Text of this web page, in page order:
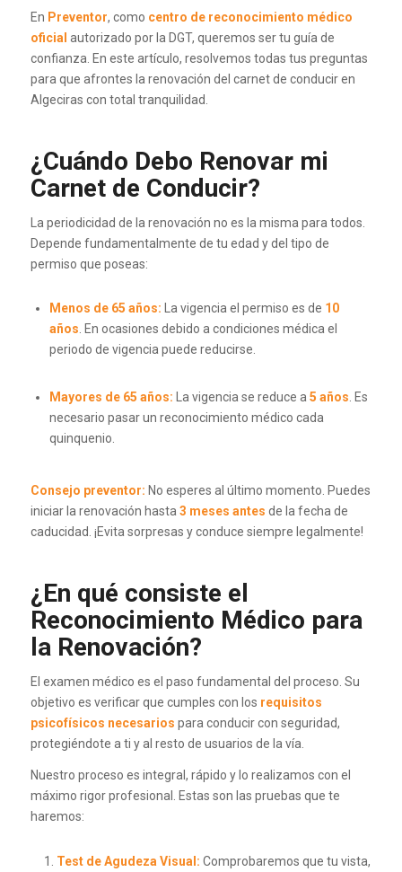
En Preventor, como centro de reconocimiento médico
oficial autorizado por la DGT, queremos ser tu guía de
confianza. En este artículo, resolvemos todas tus preguntas
para que afrontes la renovación del carnet de conducir en
Algeciras con total tranquilidad.
¿Cuándo Debo Renovar mi
Carnet de Conducir?
La periodicidad de la renovación no es la misma para todos.
Depende fundamentalmente de tu edad y del tipo de
permiso que poseas:
Menos de 65 años: La vigencia el permiso es de 10
años. En ocasiones debido a condiciones médica el
periodo de vigencia puede reducirse.
Mayores de 65 años: La vigencia se reduce a 5 años . Es
necesario pasar un reconocimiento médico cada
quinquenio.
Consejo preventor: No esperes al último momento. Puedes
iniciar la renovación hasta 3 meses antes de la fecha de
caducidad. ¡Evita sorpresas y conduce siempre legalmente!
¿En qué consiste el
Reconocimiento Médico para
la Renovación?
El examen médico es el paso fundamental del proceso. Su
objetivo es verificar que cumples con los requisitos
psicofísicos necesarios para conducir con seguridad,
protegiéndote a ti y al resto de usuarios de la vía.
Nuestro proceso es integral, rápido y lo realizamos con el
máximo rigor profesional. Estas son las pruebas que te
haremos:
Test de Agudeza Visual: Comprobaremos que tu vista,